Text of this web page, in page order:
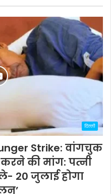
दिल्ली
Strike: वांगचुक
की मांग: पत्नी
20 जुलाई होगा